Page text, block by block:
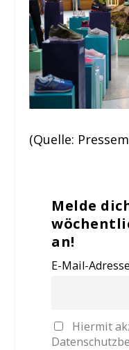
(Quelle:
Melde
an!
E-Mail-Adresse
Hiermit